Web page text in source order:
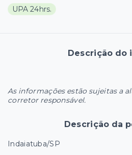
UPA 24hrs.
Descrição do
As informações estão sujeitas a
corretor responsável.
Descrição da
Indaiatuba/SP